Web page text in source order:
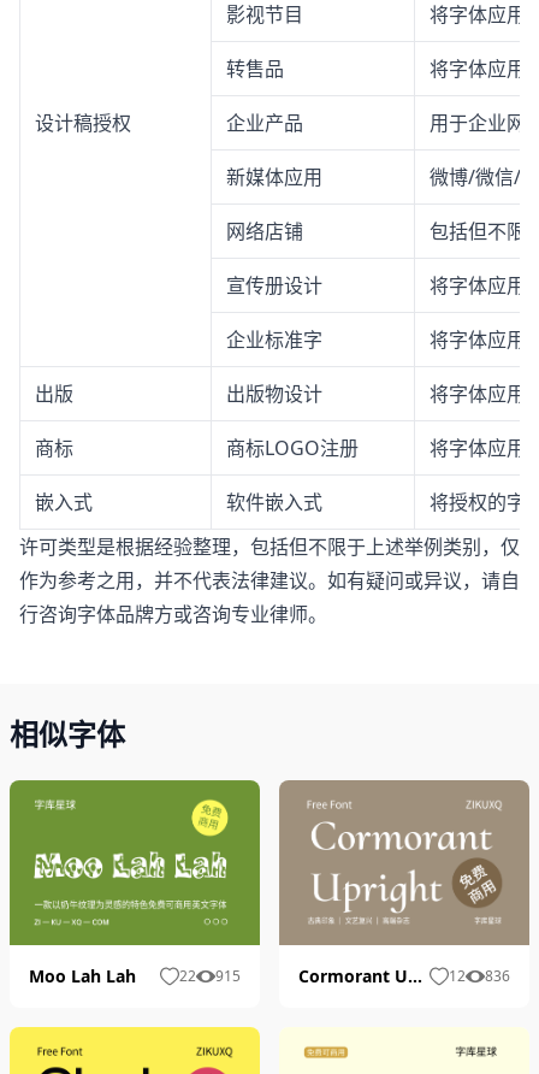
设计稿授权
影视节目 将字体应用
转售品 将字体应用
企业产品 用于企业网
新媒体应用 微博/微信/
网络店铺 包括但不限
宣传册设计 将字体应用
企业标准字 将字体应用
出版 出版物设计 将字体应用
商标 商标LOGO注册 将字体应用
嵌入式 软件嵌入式
将授权的字
许可类型是根据经验整理，包括但不限于上述举例类别，仅
作为参考之用，并不代表法律建议。如有疑问或异议，请自
行咨询字体品牌方或咨询专业律师。
相似字体
Moo Lah Lah 22 915 Cormorant Upright12 836